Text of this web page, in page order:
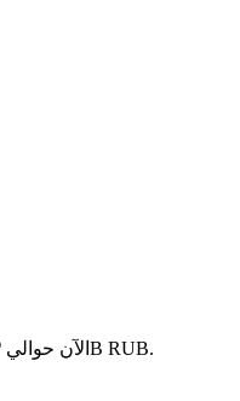
. مع عرض متداول قدره 51.3B BEAM، تبلغ القيمة السوقية الإجمالية لـ Beam الآن حوالي ₽5.81B RUB.